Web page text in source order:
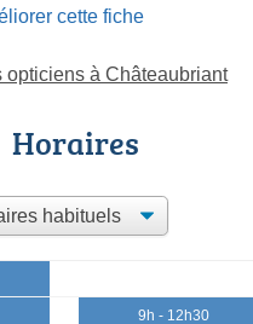
cette fiche
opticiens à Châteaubriant
Horaires
9h - 12h30